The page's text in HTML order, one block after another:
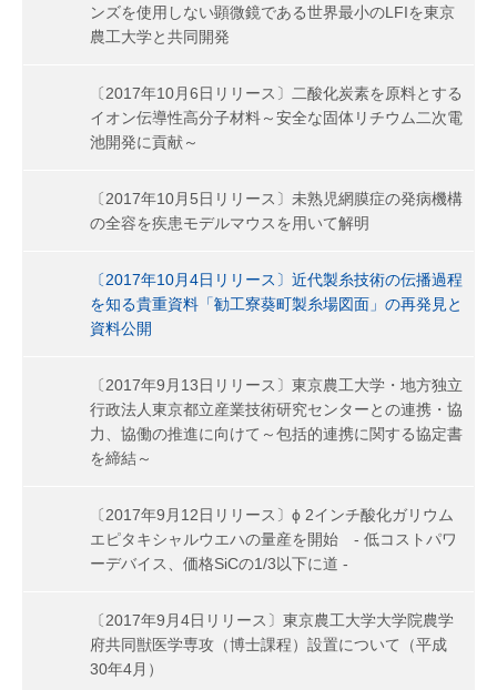
ンズを使用しない顕微鏡である世界最小のLFIを東京
農工大学と共同開発
〔2017年10月6日リリース〕二酸化炭素を原料とする
イオン伝導性高分子材料～安全な固体リチウム二次電
池開発に貢献～
〔2017年10月5日リリース〕未熟児網膜症の発病機構
の全容を疾患モデルマウスを用いて解明
〔2017年10月4日リリース〕近代製糸技術の伝播過程
を知る貴重資料「勧工寮葵町製糸場図面」の再発見と
資料公開
〔2017年9月13日リリース〕東京農工大学・地方独立
行政法人東京都立産業技術研究センターとの連携・協
力、協働の推進に向けて～包括的連携に関する協定書
を締結～
〔2017年9月12日リリース〕ϕ 2インチ酸化ガリウム
エピタキシャルウエハの量産を開始 - 低コストパワ
ーデバイス、価格SiCの1/3以下に道 -
〔2017年9月4日リリース〕東京農工大学大学院農学
府共同獣医学専攻（博士課程）設置について（平成
30年4月）